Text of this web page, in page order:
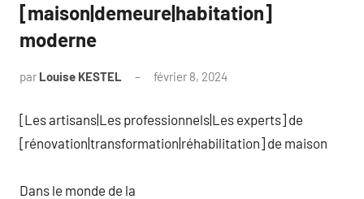
[maison|demeure|habitation]
moderne
par Louise KESTEL février 8, 2024
[Les artisans|Les professionnels|Les experts] de
[rénovation|transformation|réhabilitation] de maison
Dans le monde de la